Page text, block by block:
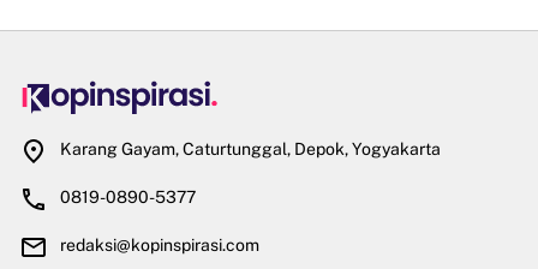
Karang Gayam, Caturtunggal, Depok, Yogyakarta
0819-0890-5377
redaksi@kopinspirasi.com